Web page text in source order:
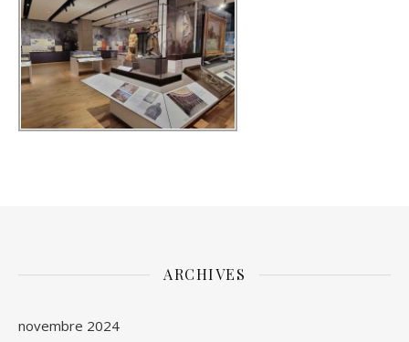
ARCHIVES
novembre 2024